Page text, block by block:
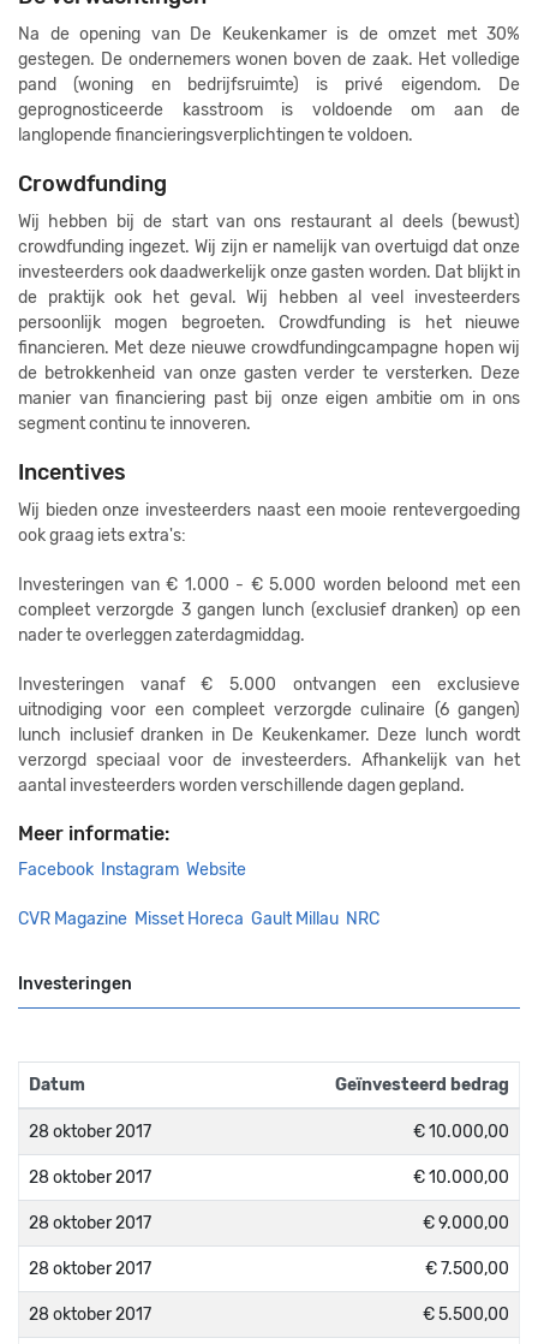
Na de opening van De Keukenkamer is de omzet met 30%
gestegen. De ondernemers wonen boven de zaak. Het volledige
pand (woning en bedrijfsruimte) is privé eigendom. De
geprognosticeerde kasstroom is voldoende om aan de
langlopende financieringsverplichtingen te voldoen.
Crowdfunding
Wij hebben bij de start van ons restaurant al deels (bewust)
crowdfunding ingezet. Wij zijn er namelijk van overtuigd dat onze
investeerders ook daadwerkelijk onze gasten worden. Dat blijkt in
de praktijk ook het geval. Wij hebben al veel investeerders
persoonlijk mogen begroeten. Crowdfunding is het nieuwe
financieren. Met deze nieuwe crowdfundingcampagne hopen wij
de betrokkenheid van onze gasten verder te versterken. Deze
manier van financiering past bij onze eigen ambitie om in ons
segment continu te innoveren.
Incentives
Wij bieden onze investeerders naast een mooie rentevergoeding
ook graag iets extra's:
Investeringen van € 1.000 - € 5.000 worden beloond met een
compleet verzorgde 3 gangen lunch (exclusief dranken) op een
nader te overleggen zaterdagmiddag.
Investeringen vanaf € 5.000 ontvangen een exclusieve
uitnodiging voor een compleet verzorgde culinaire (6 gangen)
lunch inclusief dranken in De Keukenkamer. Deze lunch wordt
verzorgd speciaal voor de investeerders. Afhankelijk van het
aantal investeerders worden verschillende dagen gepland.
Meer informatie:
Facebook Instagram Website
CVR Magazine Misset Horeca Gault Millau NRC
Investeringen
Datum Geïnvesteerd bedrag
28 oktober 2017 € 10.000,00
28 oktober 2017 € 10.000,00
28 oktober 2017 € 9.000,00
28 oktober 2017 € 7.500,00
28 oktober 2017 € 5.500,00